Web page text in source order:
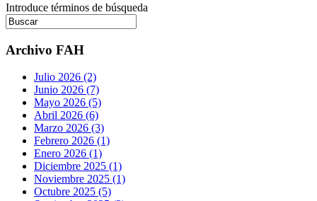
Introduce términos de búsqueda
Archivo FAH
Julio 2026 (2)
Junio 2026 (7)
Mayo 2026 (5)
Abril 2026 (6)
Marzo 2026 (3)
Febrero 2026 (1)
Enero 2026 (1)
Diciembre 2025 (1)
Noviembre 2025 (1)
Octubre 2025 (5)